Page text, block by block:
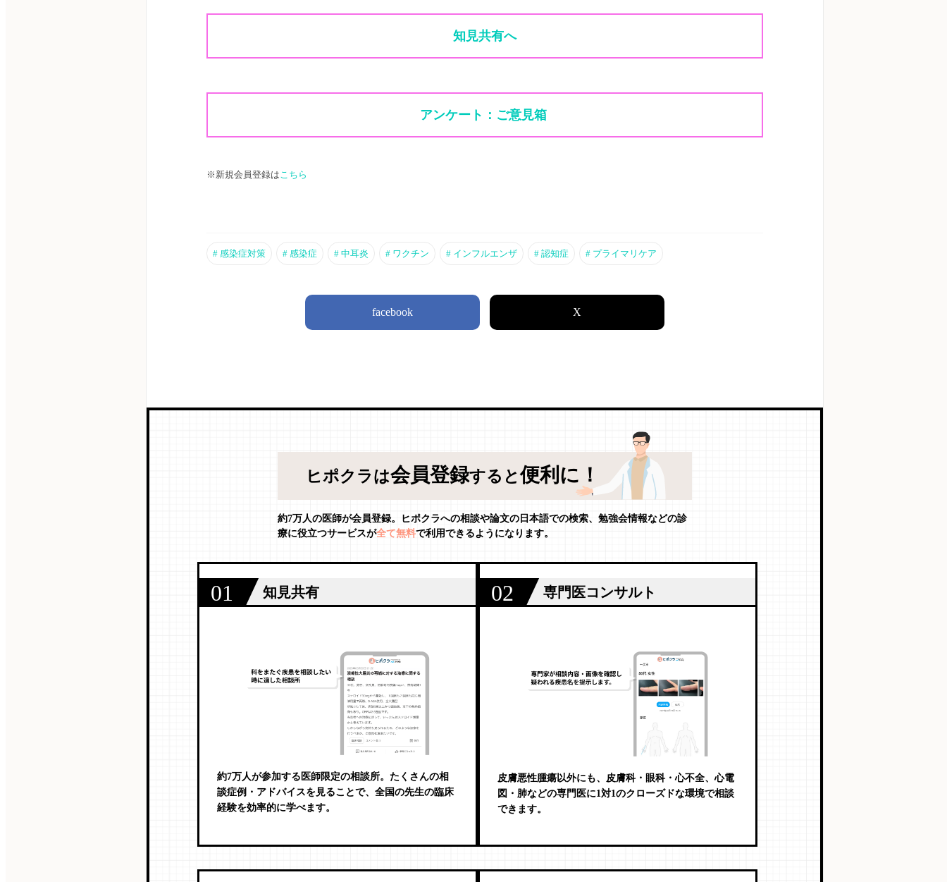
知見共有へ
アンケート：ご意見箱
※新規会員登録はこちら
# 感染症対策 # 感染症 # 中耳炎 # ワクチン # インフルエンザ # 認知症 # プライマリケア
facebook X
ヒポクラは会員登録すると便利に！
約7万人の医師が会員登録。ヒポクラへの相談や論文の日本語での検索、勉強会情報などの診
療に役立つサービスが全て無料で利用できるようになります。
01 知見共有
約7万人が参加する医師限定の相談所。たくさんの相
談症例・アドバイスを見ることで、全国の先生の臨床
経験を効率的に学べます。
02 専門医コンサルト
皮膚悪性腫瘍以外にも、皮膚科・眼科・心不全、心電
図・肺などの専門医に1対1のクローズドな環境で相談
できます。